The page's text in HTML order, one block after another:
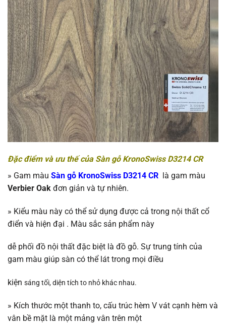
Đặc điểm và ưu thế của Sàn gỗ KronoSwiss D3214 CR
» Gam màu Sàn gỗ KronoSwiss D3214 CR là gam màu
Verbier Oak đơn giản và tự nhiên.
» Kiểu màu này có thể sử dụng được cả trong nội thất cổ
điển và hiện đại . Màu sắc sản phẩm này
dễ phối đồ nội thất đặc biệt là đồ gỗ. Sự trung tính của
gam màu giúp sàn có thể lát trong mọi điều
kiện sáng tối, diện tích to nhỏ khác nhau.
» Kích thước một thanh to, cấu trúc hèm V vát cạnh hèm và
vân bề mặt là một mảng vân trên một